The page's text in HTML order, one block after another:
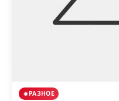
РАЗНОЕ